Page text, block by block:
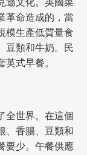
革命造成的，當
模生產低質量食
豆類和牛奶。民
式早餐。
全世界。在這個
、香腸、豆類和
要少。午餐供應